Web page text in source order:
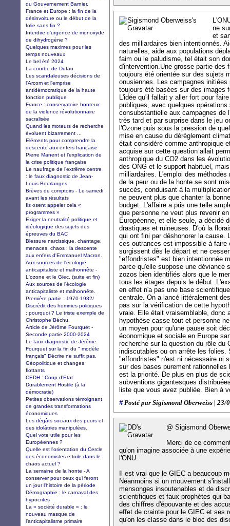
ne
et
des milliardaires bien intentionnés.
naturelles, aide aux populations
faim ou le paludisme, tel était son
d'intervention.Une grosse partie des
toujours été orientée sur des sujets
onusiennes. Les campagnes
toujours été basées sur des images
L'idée qu'il fallait y aller fort pour
publiques, avec quelques
consubstantielle aux campagnes de
très tard et par surprise dans le jeu
l'Ozone puis sous la pression de
mise en cause du dérèglement
était considéré comme anthropique
acquise sur cette question allait
anthropique du CO2 dans les
des ONG et le support habituel,
milliardaires. L'emploi des
de la peur ou de la honte se sont
succès, conduisant à la
ne peuvent plus que chanter la
budget. L'affaire a pris une telle
que personne ne veut plus revenir
Européenne, et elle seule, a décidé
drastiques et ruineuses. D'où la
qui ont fini par déshonorer la cause.
ces outrances est impossible à faire
surgissent dès le départ et ne
"effondristes" est bien intentionnée
parce qu'elle suppose une déviance
zozos bien identifiés alors que le
tous les étages depuis le début.
en effet n'a pas une base
centrale. On a lancé littéralement
pas sur la vérification de cette
vraie. Elle était vraisemblable, donc
hypothèse casse tout et personne
un moyen pour qu'une pause soit
économique et sociale en Europe
recherche sur la question du rôle du
indiscutables ou on arrête les folies.
"effondristes" n'est ni nécessaire ni
sur des bases purement
est la priorité. De plus en plus de
subventions gigantesques
liste que vous avez publiée. Bien à
#Posté par Sigismond Oberweiss | 23/
@ Sigismond
Merci de ce
qu'on imagine associée à une
l'ONU.
Il est vrai que le GIEC a beaucoup
Néanmoins si un mouvement
mensonges insoutenables et de
scientifiques et faux prophètes qui
des chiffres d'épouvante et des
effet de crainte pour le GIEC et ses
qu'on les classe dans le bloc des
du Gouvernement Barnier.
France et Europe : la fin de la
désinvolture ou le début de la
folie sans fin ?
Interdire d'urgence de monoxyde
de dihydrogène ?
Quelques maximes pour les
temps nouveaux
Le bel été 2024
La courbe de Dufau
Les scandaleuses décisions de
l'Arcom et l'emprise
antidémocratique de la haute
fonction publique
France : conservatoire honteux
de la violence révolutionnaire
sacralisée
Quand les moteurs de recherche
évoluent bizarrement ...
Eléments pour comprendre la
descente aux enfers française
Pierre Manent et l’explication de
la crise politique française
Le naufrage de l’extrême centre
: le faux diagnostic de Jean-
Louis Bourlanges
Brèves de comptoirs - Le samedi
avant les résultats
Ils osent appeler cela «
programmes »
Exiger la neutralité politique et
idéologique des sujets des
épreuves du BAC
Blessure narcissique, chantage,
menaces, chaos : la descente
aux enfers d'Emmanuel Macron.
Aux sources de l'écologie
anticapitaliste et malhonnête -
L'ozone et le Giec. (suite et fin)
Aux sources de l'écologie
anticapitaliste et malhonnête.
Première partie : 1970-1982/
Discrédit des hommes politiques
: pourquoi ? Le triste exemple de
Christophe Béchu.
Article de Jérôme Fourquet -
Seconde partie 2000-2024
Le faux diagnostic de Jérôme
Fourquet sur la fin du " modèle
français" Décrire ne suffit pas.
Géopolitique et changes
flottants
CEDH : Coup d’Etat
Durablement Hostile (à la
démocratie)
Petites observations témoignant
de grandes transformations
économiques
Les dégâts sociaux des peurs et
des idolâtries manipulées.
Quel vote utile pour les
Européennes ?
Quelle est l'orientation du Cercle
des économistes e-toile dans le
chaos actuel ?
La semaine de la honte - A
conserver pour ceux qui feront
un jour l'histoire de la période
Démographie : le carnaval des
hypocrites
La « société durable » : le
nouveau masque de
l’anticapitalisme primaire